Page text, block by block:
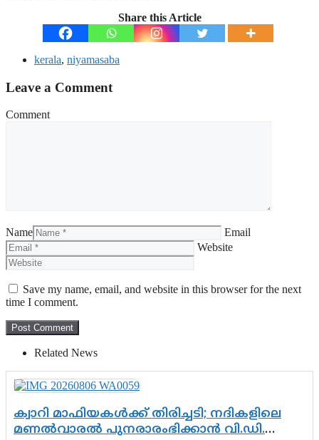
Share this Article
kerala, niyamasaba
Leave a Comment
Comment
Name
Email
Website
Save my name, email, and website in this browser for the next
time I comment.
Related News
ക്വാറി മാഫിയകൾക്ക് തിരിച്ചടി; നദികളിലെ
മണൽവാരൽ പുനരാരംഭിക്കാൻ വി.ഡി.